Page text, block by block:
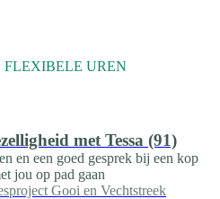
FLEXIBELE UREN
met Tessa (91)
en een goed gesprek bij een kop
jou op pad gaan
Gooi en Vechtstreek